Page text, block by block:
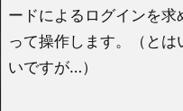
ードによるログインを
って操作します。（とは
いですが…）